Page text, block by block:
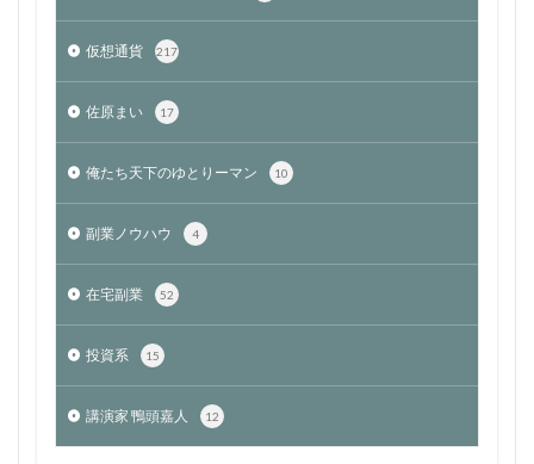
仮想通貨 217
佐原まい 17
俺たち天下のゆとりーマン 10
副業ノウハウ 4
在宅副業 52
投資系 15
講演家 鴨頭嘉人 12